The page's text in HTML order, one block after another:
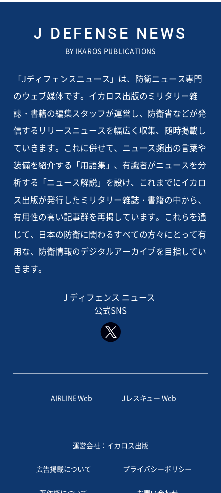
J DEFENSE NEWS
BY IKAROS PUBLICATIONS
「Jディフェンスニュース」は、防衛ニュース専門
のウェブ媒体です。イカロス出版のミリタリー雑
誌・書籍の編集スタッフが運営し、防衛省などが発
信するリリースニュースを幅広く収集、随時掲載し
ていきます。これに併せて、ニュース頻出の言葉や
装備を紹介する「用語集」、有識者がニュースを分
析する「ニュース解説」を設け、これまでにイカロ
ス出版が発行したミリタリー雑誌・書籍の中から、
有用性の高い記事群を再掲しています。これらを通
じて、日本の防衛に関わるすべての方々にとって有
用な、防衛情報のデジタルアーカイブを目指してい
きます。
J ディフェンス ニュース
公式SNS
AIRLINE Web Jレスキュー Web
運営会社：イカロス出版
広告掲載について プライバシーポリシー